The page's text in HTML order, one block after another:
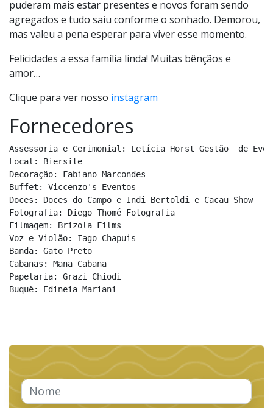
puderam mais estar presentes e novos foram sendo
agregados e tudo saiu conforme o sonhado. Demorou,
mas valeu a pena esperar para viver esse momento.
Felicidades a essa família linda! Muitas bênçãos e
amor…
Clique para ver nosso instagram
Fornecedores
Assessoria e Cerimonial: Letícia Horst Gestão  de
Local: Biersite
Decoração: Fabiano Marcondes
Buffet: Viccenzo's Eventos
Doces: Doces do Campo e Indi Bertoldi e Cacau Show
Fotografia: Diego Thomé Fotografia
Filmagem: Brizola Films
Voz e Violão: Iago Chapuis
Banda: Gato Preto
Cabanas: Mana Cabana
Papelaria: Grazi Chiodi
Buquê: Edineia Mariani